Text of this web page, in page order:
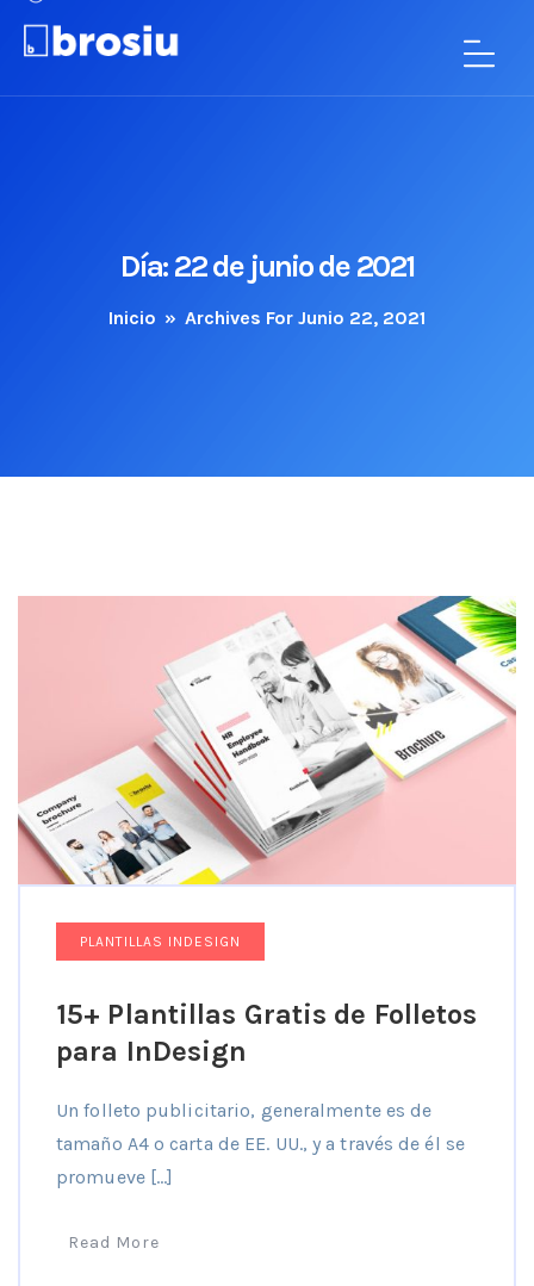
Día:22 de junio de 2021
Inicio » Archives For Junio 22, 2021
PLANTILLAS INDESIGN
15+ Plantillas Gratis de Folletos
para InDesign
Un folleto publicitario, generalmente es de
tamaño A4 o carta de EE. UU., y a través de él se
promueve […]
Read More